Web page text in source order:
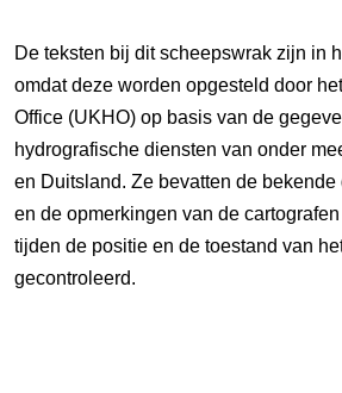
De teksten bij dit scheepswrak zijn
omdat deze worden opgesteld door
Office (UKHO) op basis van de
hydrografische diensten van onder
en Duitsland. Ze bevatten de
en de opmerkingen van de
tijden de positie en de toestand van
gecontroleerd.